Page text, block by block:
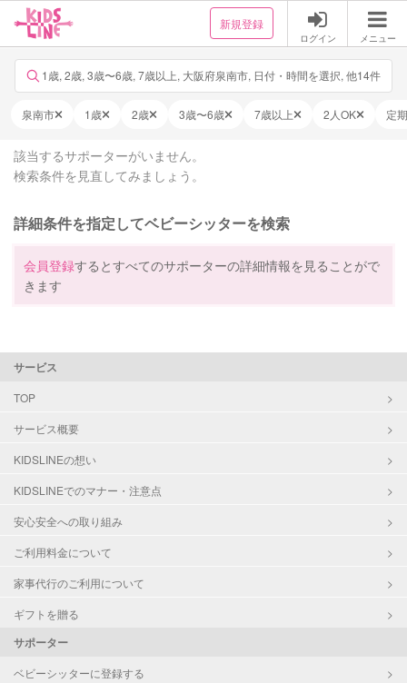
新規登録
ログイン メニュー
1歳, 2歳, 3歳〜6歳, 7歳以上, 大阪府泉南市, 日付・時間を選択, 他14件
泉南市 1歳 2歳 3歳〜6歳 7歳以上 2人OK 定
該当するサポーターがいません。
検索条件を見直してみましょう。
詳細条件を指定してベビーシッターを検索
会員登録するとすべてのサポーターの詳細情報を見ることがで
きます
サービス
TOP
サービス概要
KIDSLINEの想い
KIDSLINEでのマナー・注意点
安心安全への取り組み
ご利用料金について
家事代行のご利用について
ギフトを贈る
サポーター
ベビーシッターに登録する